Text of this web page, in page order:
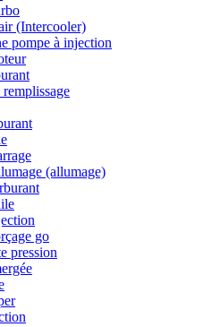
(Intercooler)
pompe à injection
(allumage)
go
pression